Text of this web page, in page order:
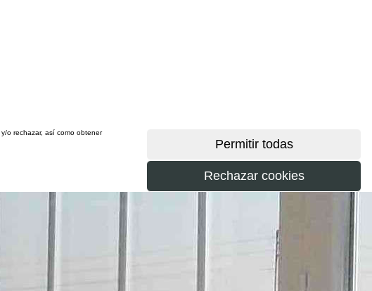
, y/o rechazar, así como obtener